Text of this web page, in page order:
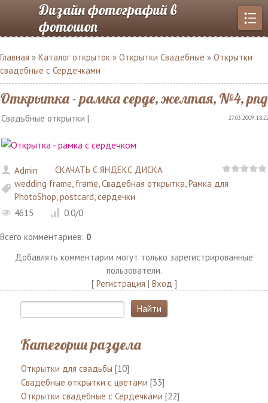
Дизайн фотографий в
фотошоп
Главная » Каталог открыток » Открытки Свадебные » Открытки
свадебные с Сердечками
Открытка - рамка серде, желтая, №4, png
Свадьбные открытки | 27.03.2009,
Admin
СКАЧАТЬ С ЯНДЕКС ДИСКА
wedding frame, frame,Свадебная открытка,Рамка для
PhotoShop,postcard,сердечки
4615
0.0/0
Всего комментариев: 0
Добавлять комментарии могут только зарегистрированные
пользователи.
[ Регистрация | Вход ]
Категории раздела
Открытки для свадьбы [10]
Свадебные открытки с цветами [33]
Открытки свадебные с Сердечками [22]